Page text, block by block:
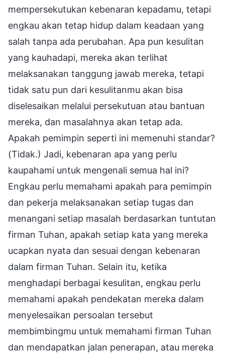
mempersekutukan kebenaran kepadamu, tetapi
engkau akan tetap hidup dalam keadaan yang
salah tanpa ada perubahan. Apa pun kesulitan
yang kauhadapi, mereka akan terlihat
melaksanakan tanggung jawab mereka, tetapi
tidak satu pun dari kesulitanmu akan bisa
diselesaikan melalui persekutuan atau bantuan
mereka, dan masalahnya akan tetap ada.
Apakah pemimpin seperti ini memenuhi standar?
(Tidak.) Jadi, kebenaran apa yang perlu
kaupahami untuk mengenali semua hal ini?
Engkau perlu memahami apakah para pemimpin
dan pekerja melaksanakan setiap tugas dan
menangani setiap masalah berdasarkan tuntutan
firman Tuhan, apakah setiap kata yang mereka
ucapkan nyata dan sesuai dengan kebenaran
dalam firman Tuhan. Selain itu, ketika
menghadapi berbagai kesulitan, engkau perlu
memahami apakah pendekatan mereka dalam
menyelesaikan persoalan tersebut
membimbingmu untuk memahami firman Tuhan
dan mendapatkan jalan penerapan, atau mereka